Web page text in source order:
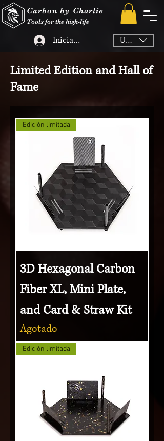
Carbon by Charlie
Tools for the high-life
USD ($)
Iniciar sesión
Limited Edition and Hall of
Fame
Edición limitada
3D Hexagonal Carbon
Fiber XL, Mini Plate,
and Card & Straw Kit
Agotado
Edición limitada